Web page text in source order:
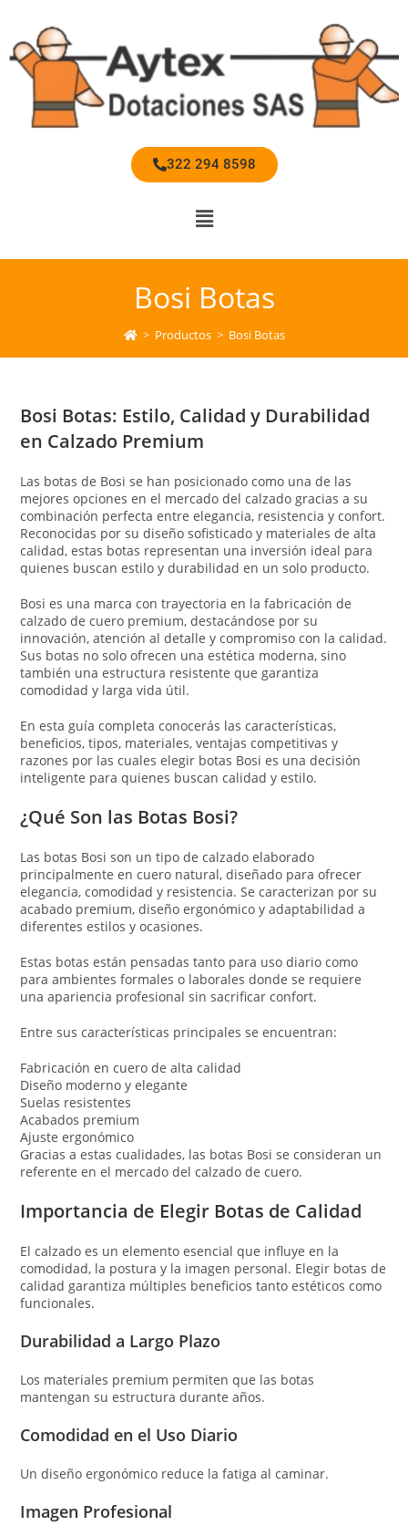
322 294 8598
Bosi Botas
> Productos > Bosi Botas
Bosi Botas: Estilo, Calidad y Durabilidad
en Calzado Premium
Las botas de Bosi se han posicionado como una de las
mejores opciones en el mercado del calzado gracias a su
combinación perfecta entre elegancia, resistencia y confort.
Reconocidas por su diseño sofisticado y materiales de alta
calidad, estas botas representan una inversión ideal para
quienes buscan estilo y durabilidad en un solo producto.
Bosi es una marca con trayectoria en la fabricación de
calzado de cuero premium, destacándose por su
innovación, atención al detalle y compromiso con la calidad.
Sus botas no solo ofrecen una estética moderna, sino
también una estructura resistente que garantiza
comodidad y larga vida útil.
En esta guía completa conocerás las características,
beneficios, tipos, materiales, ventajas competitivas y
razones por las cuales elegir botas Bosi es una decisión
inteligente para quienes buscan calidad y estilo.
¿Qué Son las Botas Bosi?
Las botas Bosi son un tipo de calzado elaborado
principalmente en cuero natural, diseñado para ofrecer
elegancia, comodidad y resistencia. Se caracterizan por su
acabado premium, diseño ergonómico y adaptabilidad a
diferentes estilos y ocasiones.
Estas botas están pensadas tanto para uso diario como
para ambientes formales o laborales donde se requiere
una apariencia profesional sin sacrificar confort.
Entre sus características principales se encuentran:
Fabricación en cuero de alta calidad
Diseño moderno y elegante
Suelas resistentes
Acabados premium
Ajuste ergonómico
Gracias a estas cualidades, las botas Bosi se consideran un
referente en el mercado del calzado de cuero.
Importancia de Elegir Botas de Calidad
El calzado es un elemento esencial que influye en la
comodidad, la postura y la imagen personal. Elegir botas de
calidad garantiza múltiples beneficios tanto estéticos como
funcionales.
Durabilidad a Largo Plazo
Los materiales premium permiten que las botas
mantengan su estructura durante años.
Comodidad en el Uso Diario
Un diseño ergonómico reduce la fatiga al caminar.
Imagen Profesional